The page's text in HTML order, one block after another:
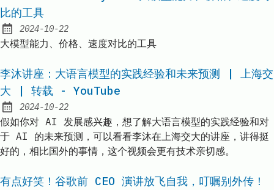
比的工具
Published:
2024-10-22
大模型能力、价格、速度对比的工具
李沐讲座：大语言模型的实践经验和未来预测 | 上海交
大 | 转载 - YouTube
Published:
2024-10-22
假如你对 AI 发展感兴趣，想了解大语言模型的实践经验和对
于 AI 的未来预测，可以看看李沐在上海交大的讲座，讲得挺
好的，相比国外的事情，这个视频会更有技术亲切感。
有点好笑！谷歌前 CEO 演讲放飞自我，叮嘱别外传！